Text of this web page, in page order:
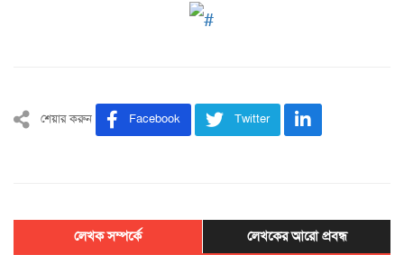
শেয়ার করুন Facebook Twitter
লেখক সম্পর্কে লেখকের আরো প্রবন্ধ